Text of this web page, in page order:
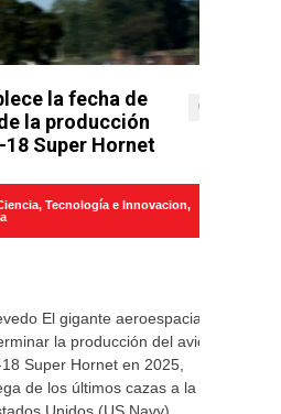
la fecha de
la producción
Super Hornet
0
Tecnología e Innovacion,
El gigante aeroespacial
la producción del avión
Super Hornet en 2025,
de los últimos cazas a la